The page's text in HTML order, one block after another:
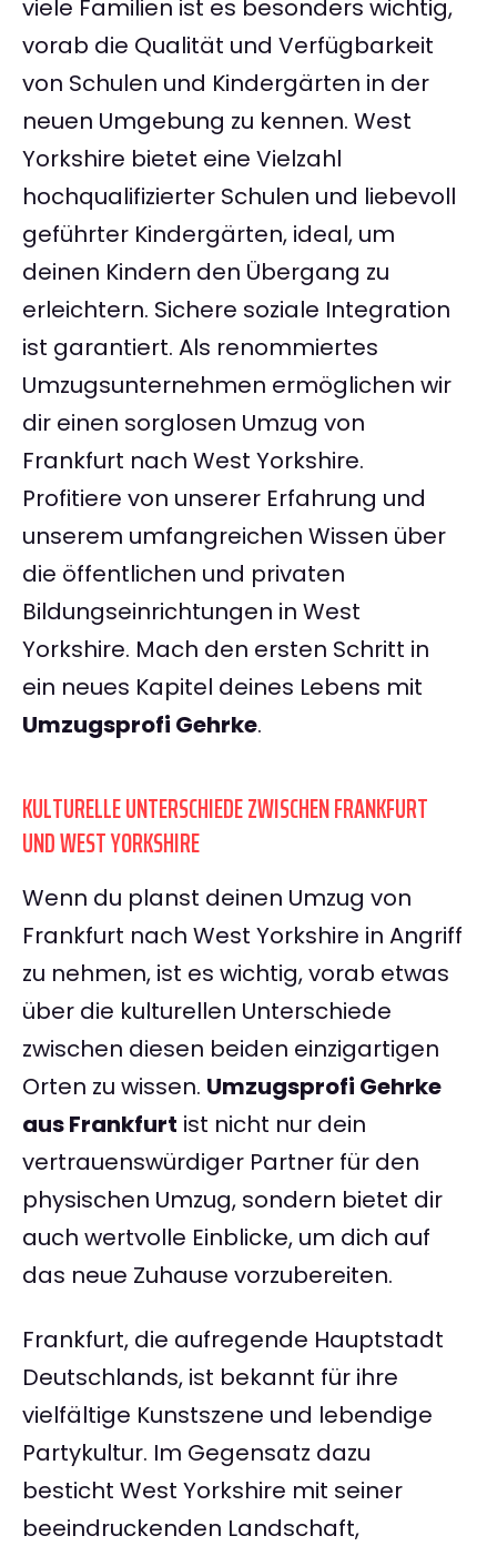
viele Familien ist es besonders wichtig,
vorab die Qualität und Verfügbarkeit
von Schulen und Kindergärten in der
neuen Umgebung zu kennen. West
Yorkshire bietet eine Vielzahl
hochqualifizierter Schulen und liebevoll
geführter Kindergärten, ideal, um
deinen Kindern den Übergang zu
erleichtern. Sichere soziale Integration
ist garantiert. Als renommiertes
Umzugsunternehmen ermöglichen wir
dir einen sorglosen Umzug von
Frankfurt nach West Yorkshire.
Profitiere von unserer Erfahrung und
unserem umfangreichen Wissen über
die öffentlichen und privaten
Bildungseinrichtungen in West
Yorkshire. Mach den ersten Schritt in
ein neues Kapitel deines Lebens mit
Umzugsprofi Gehrke.
KULTURELLE UNTERSCHIEDE ZWISCHEN FRANKFURT
UND WEST YORKSHIRE
Wenn du planst deinen Umzug von
Frankfurt nach West Yorkshire in Angriff
zu nehmen, ist es wichtig, vorab etwas
über die kulturellen Unterschiede
zwischen diesen beiden einzigartigen
Orten zu wissen. Umzugsprofi Gehrke
aus Frankfurt ist nicht nur dein
vertrauenswürdiger Partner für den
physischen Umzug, sondern bietet dir
auch wertvolle Einblicke, um dich auf
das neue Zuhause vorzubereiten.
Frankfurt, die aufregende Hauptstadt
Deutschlands, ist bekannt für ihre
vielfältige Kunstszene und lebendige
Partykultur. Im Gegensatz dazu
besticht West Yorkshire mit seiner
beeindruckenden Landschaft,